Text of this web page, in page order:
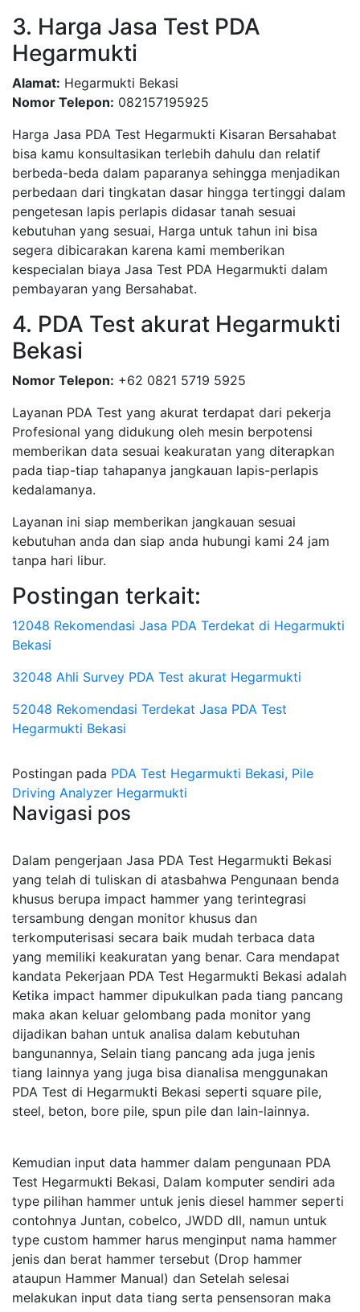
3. Harga Jasa Test PDA
Hegarmukti
Alamat: Hegarmukti Bekasi
Nomor Telepon: 082157195925
Harga Jasa PDA Test Hegarmukti Kisaran Bersahabat
bisa kamu konsultasikan terlebih dahulu dan relatif
berbeda-beda dalam paparanya sehingga menjadikan
perbedaan dari tingkatan dasar hingga tertinggi dalam
pengetesan lapis perlapis didasar tanah sesuai
kebutuhan yang sesuai, Harga untuk tahun ini bisa
segera dibicarakan karena kami memberikan
kespecialan biaya Jasa Test PDA Hegarmukti dalam
pembayaran yang Bersahabat.
4. PDA Test akurat Hegarmukti
Bekasi
Nomor Telepon: +62 0821 5719 5925
Layanan PDA Test yang akurat terdapat dari pekerja
Profesional yang didukung oleh mesin berpotensi
memberikan data sesuai keakuratan yang diterapkan
pada tiap-tiap tahapanya jangkauan lapis-perlapis
kedalamanya.
Layanan ini siap memberikan jangkauan sesuai
kebutuhan anda dan siap anda hubungi kami 24 jam
tanpa hari libur.
Postingan terkait:
12048 Rekomendasi Jasa PDA Terdekat di Hegarmukti
Bekasi
32048 Ahli Survey PDA Test akurat Hegarmukti
52048 Rekomendasi Terdekat Jasa PDA Test
Hegarmukti Bekasi
Postingan pada PDA Test Hegarmukti Bekasi, Pile
Driving Analyzer Hegarmukti
Navigasi pos
Dalam pengerjaan Jasa PDA Test Hegarmukti Bekasi
yang telah di tuliskan di atasbahwa Pengunaan benda
khusus berupa impact hammer yang terintegrasi
tersambung dengan monitor khusus dan
terkomputerisasi secara baik mudah terbaca data
yang memiliki keakuratan yang benar. Cara mendapat
kandata Pekerjaan PDA Test Hegarmukti Bekasi adalah
Ketika impact hammer dipukulkan pada tiang pancang
maka akan keluar gelombang pada monitor yang
dijadikan bahan untuk analisa dalam kebutuhan
bangunannya, Selain tiang pancang ada juga jenis
tiang lainnya yang juga bisa dianalisa menggunakan
PDA Test di Hegarmukti Bekasi seperti square pile,
steel, beton, bore pile, spun pile dan lain-lainnya.
Kemudian input data hammer dalam pengunaan PDA
Test Hegarmukti Bekasi, Dalam komputer sendiri ada
type pilihan hammer untuk jenis diesel hammer seperti
contohnya Juntan, cobelco, JWDD dll, namun untuk
type custom hammer harus menginput nama hammer
jenis dan berat hammer tersebut (Drop hammer
ataupun Hammer Manual) dan Setelah selesai
melakukan input data tiang serta pensensoran maka